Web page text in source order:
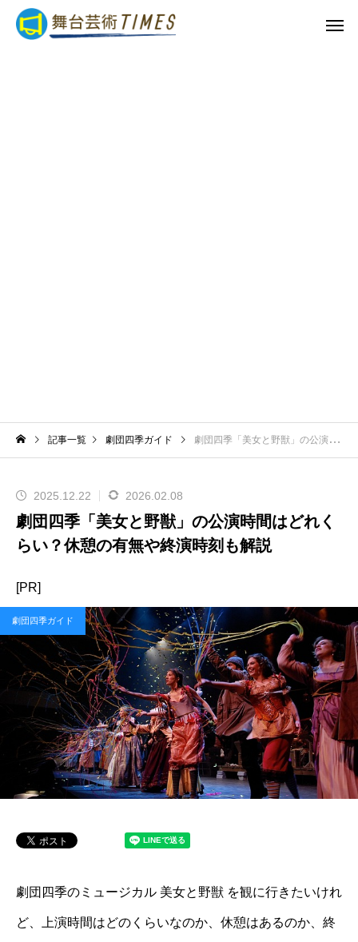
記事一覧 劇団四季ガイド 劇団四季「美女と野獣」の公演時間はどれくらい？休憩の有無や終演時刻も解説
2025.12.22 2026.02.08
劇団四季「美女と野獣」の公演時間はどれく
らい？休憩の有無や終演時刻も解説
[PR]
劇団四季ガイド
劇団四季のミュージカル 美女と野獣 を観に行きたいけれ
ど、上演時間はどのくらいなのか、休憩はあるのか、終